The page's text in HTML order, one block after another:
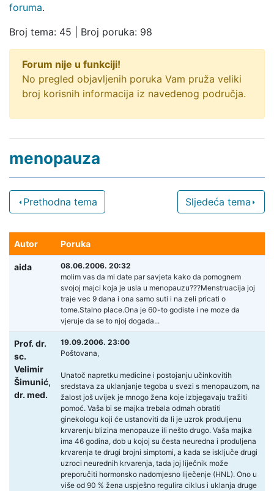
foruma.
Broj tema: 45 | Broj poruka: 98
Forum nije u funkciji!
No pregled objavljenih poruka Vam pruža veliki
broj korisnih informacija iz navedenog područja.
menopauza
Prethodna tema Sljedeća tema
Autor Poruka
aida
08.06.2006. 20:32
molim vas da mi date par savjeta kako da pomognem
svojoj majci koja je usla u menopauzu???Menstruacija joj
traje vec 9 dana i ona samo suti i na zeli pricati o
tome.Stalno place.Ona je 60-to godiste i ne moze da
vjeruje da se to njoj dogada...
Prof. dr.
sc.
Velimir
Šimunić,
dr. med.
19.09.2006. 23:00
Poštovana,
Unatoč napretku medicine i postojanju učinkovitih
sredstava za uklanjanje tegoba u svezi s menopauzom, na
žalost još uvijek je mnogo žena koje izbjegavaju tražiti
pomoć. Vaša bi se majka trebala odmah obratiti
ginekologu koji će ustanoviti da li je uzrok produljenu
krvarenju blizina menopauze ili nešto drugo. Vaša majka
ima 46 godina, dob u kojoj su česta neuredna i produljena
krvarenja te drugi brojni simptomi, a kada se isključe drugi
uzroci neurednih krvarenja, tada joj liječnik može
preporučiti hormonsko nadomjesno liječenje (HNL). Ono u
više od 90 % žena uspješno regulira ciklus i uklanja druge